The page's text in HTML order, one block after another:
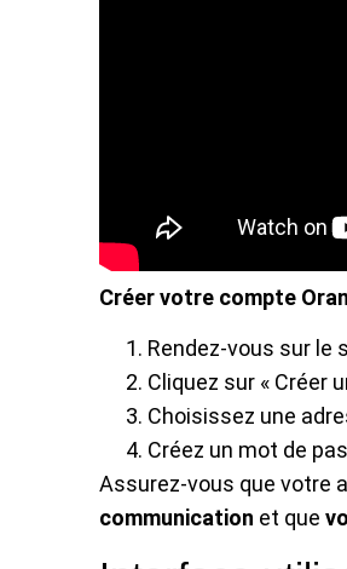
Créer votre compte
Rendez-vous sur le
Cliquez sur « Créer
Choisissez une
Créez un mot de
Assurez-vous que votre
communication et que